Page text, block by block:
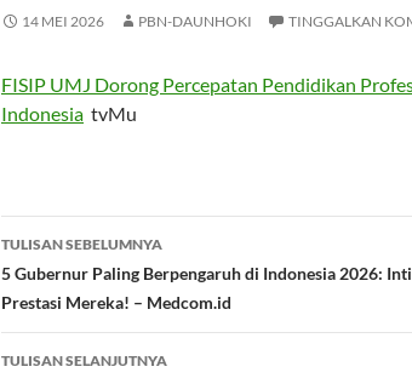
14 MEI 2026 PBN-DAUNHOKI TINGGALKAN
FISIP UMJ Dorong Percepatan Pendidikan
Indonesia tvMu
Navigasi
Tulisan
TULISAN SEBELUMNYA
5 Gubernur Paling Berpengaruh di Indonesia 2026:
Prestasi Mereka! – Medcom.id
TULISAN SELANJUTNYA